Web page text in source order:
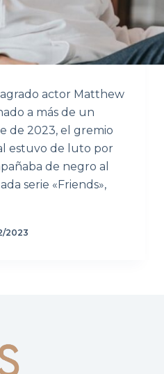
actor Matthew
a más de un
de 2023, el gremio
estuvo de luto por
de negro al
serie «Friends»,
2023